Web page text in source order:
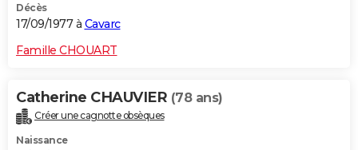
Décès
17/09/1977 à Cavarc
Famille CHOUART
Catherine CHAUVIER (78 ans)
Créer une cagnotte obsèques
Naissance